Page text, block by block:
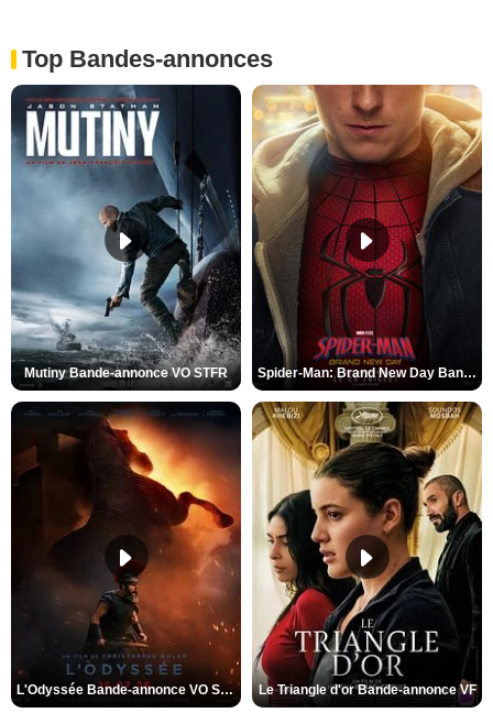
Top Bandes-annonces
Mutiny Bande-annonce VO STFR Spider-Man: Brand New Day Bande-annonce VO STFR
L'Odyssée Bande-annonce VO STFR Le Triangle d'or Bande-annonce VF